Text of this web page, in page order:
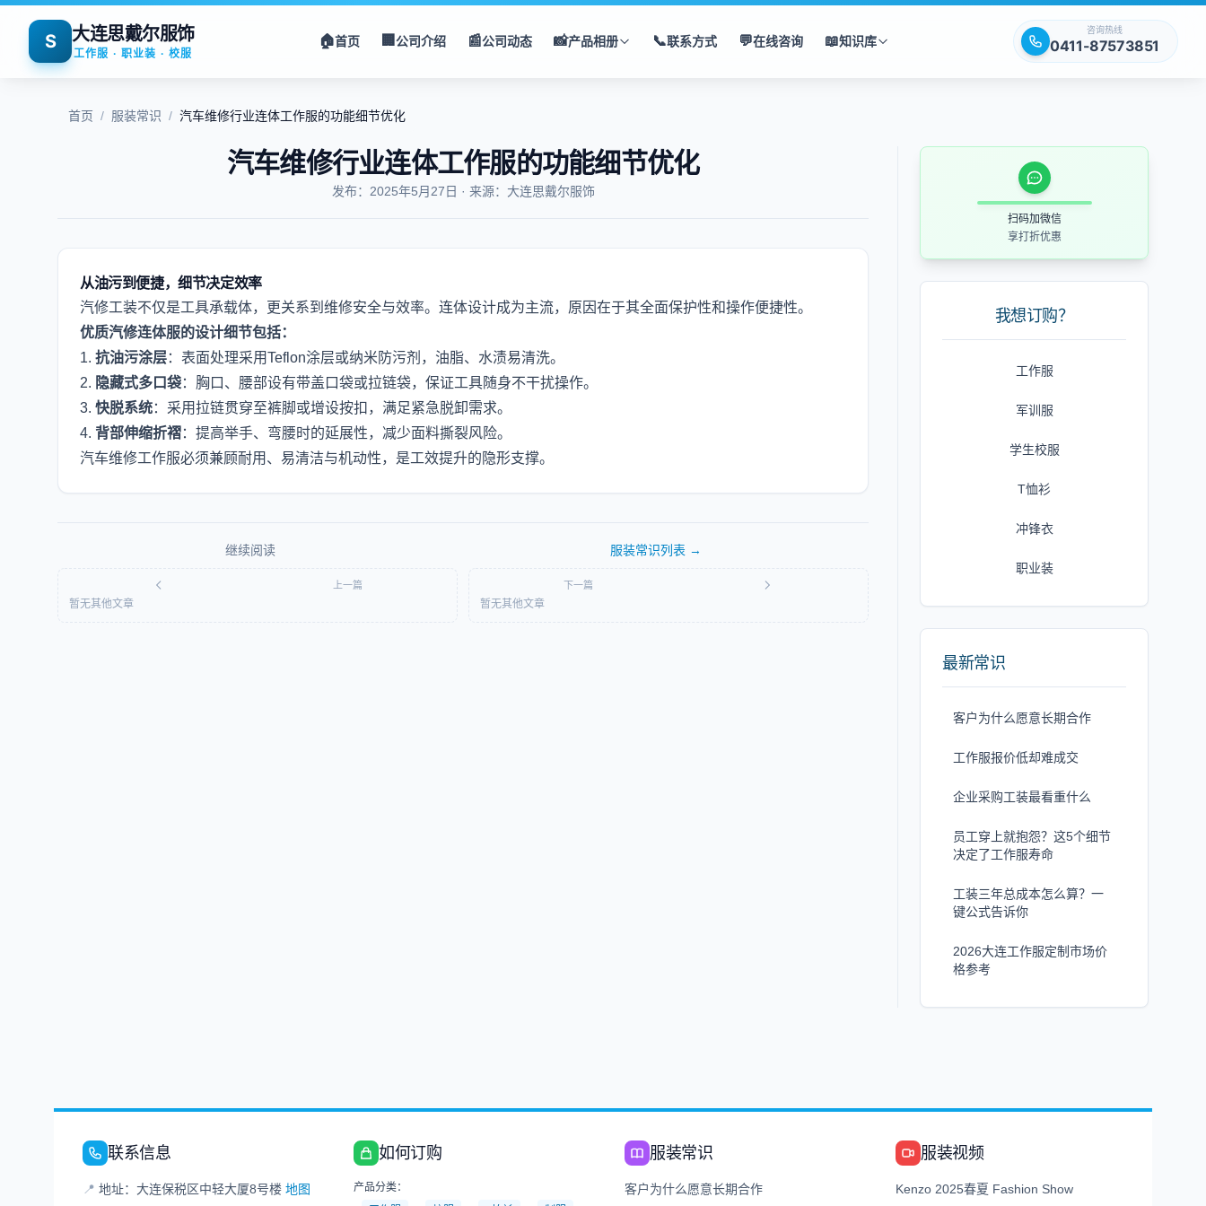
S 大连思戴尔服饰
工作服 · 职业装 · 校服
🏠首页 🏢公司介绍 📰公司动态 📸产品相册 📞联系方式 💬在线咨询 📖知识库
咨询热线
0411-87573851
首页 / 服装常识 / 汽车维修行业连体工作服的功能细节优化
汽车维修行业连体工作服的功能细节优化
发布：2025年5月27日 · 来源：大连思戴尔服饰
从油污到便捷，细节决定效率
汽修工装不仅是工具承载体，更关系到维修安全与效率。连体设计成为主流，原因在于其全面保护性和操作便捷性。
优质汽修连体服的设计细节包括：
1. 抗油污涂层：表面处理采用Teflon涂层或纳米防污剂，油脂、水渍易清洗。
2. 隐藏式多口袋：胸口、腰部设有带盖口袋或拉链袋，保证工具随身不干扰操作。
3. 快脱系统：采用拉链贯穿至裤脚或增设按扣，满足紧急脱卸需求。
4. 背部伸缩折褶：提高举手、弯腰时的延展性，减少面料撕裂风险。
汽车维修工作服必须兼顾耐用、易清洁与机动性，是工效提升的隐形支撑。
继续阅读 服装常识列表 →
上一篇
暂无其他文章
下一篇
暂无其他文章
扫码加微信
享打折优惠
我想订购？
工作服
军训服
学生校服
T恤衫
冲锋衣
职业装
最新常识
客户为什么愿意长期合作
工作服报价低却难成交
企业采购工装最看重什么
员工穿上就抱怨？这5个细节
决定了工作服寿命
工装三年总成本怎么算？一
键公式告诉你
2026大连工作服定制市场价
格参考
联系信息
📍 地址：大连保税区中轻大厦8号楼 地图
如何订购
产品分类：
服装常识
客户为什么愿意长期合作
服装视频
Kenzo 2025春夏 Fashion Show